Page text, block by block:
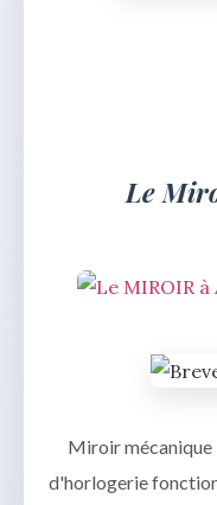
Le
Miroir mécanique
d'horlogerie